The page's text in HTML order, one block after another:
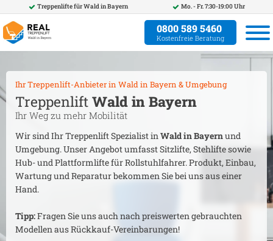
Treppenlifte fürWald in Bayern Mo. - Fr. 7:30-19:00 Uhr
0800 589 5460
Kostenfreie Beratung
Ihr Treppenlift-Anbieter in Wald in Bayern & Umgebung
Treppenlift Wald in Bayern
Ihr Weg zu mehr Mobilität
Wir sind Ihr Treppenlift Spezialist inWald in Bayernund
Umgebung. Unser Angebot umfasst Sitzlifte, Stehlifte sowie
Hub- und Plattformlifte für Rollstuhlfahrer. Produkt, Einbau,
Wartung und Reparatur bekommen Sie bei uns aus einer
Hand.
Tipp:Fragen Sie uns auch nach preiswerten gebrauchten
Modellen aus Rückkauf-Vereinbarungen!